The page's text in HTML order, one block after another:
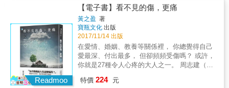
觀察 十九、時常觀照自己內心的感受與想法 二
十、練習「不批判、不交換」 二十一、學習接
納不完美的自己 二十二、平衡且全面地認識自
己 二十三、享受平凡的小幸福 二十四、練習分
辨「感受」不等於「事實」 二十五、把「不完
美的自己」接回來 二十六、山不轉，路轉。跌
倒是告訴妳，要用別的方法來成功 二十七、路
很長，但一定要走。請遠離受虐關係 二十八、
如實地接納生命中的遺憾 二十九、勇於選擇好
&hellip;&hellip; 38種暖方式，把母女關係愛回
來： 一、拒絕逼迫，拿回屬於妳的主動權 二、
不論好壞或輸贏，勇敢走自己的路 三、練習放
下「比較」，接受「本質」 四、做妳自己故事
中的主角 五、接納所有被自己遺忘的妳 六、從
競爭中找到屬於「自己」的角度 七、練習區
分，並經營屬於「自己」的人際關係 八、練習
方有改變的機會 十、練習「退後幾步」來說話
的價值。 「戀」字，有言、有心，兩旁還有情
意密密纏繞，但已婚無愛的女人和喚作「丈
夫」的那人之間，早已無言，也不覺有心。 &
如果愛情死了，人還要活在婚姻裡，那就是活
人住在墳墓裡。感情還活著的人，住在冰冷的
婚姻裡，伸手抓不到人，叫喊只聽見自己的回
音。那不只是寂寞，是比寂寞更逼人的，生命
慢慢冷卻，存在漸漸稀薄的流失。 & 每個婚姻
都有「個性」，就像人有個性一樣。婚姻正不
Readmoo
【電子書】看不見的傷，更痛
黃之盈 著
寶瓶文化 出版
2017/11/14 出版
在愛情、婚姻、教養等關係裡， 你總覺得自己
愛最深、付出最多， 但卻頻頻受傷嗎？ 或許，
你就是27種令人心疼的大人之一。 周志建（心
銓（心理學作家）；楊聰財（楊聰才身心診所
特價 224 元